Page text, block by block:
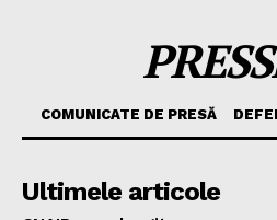
COMUNICATE DE PRESĂ
Ultimele articole